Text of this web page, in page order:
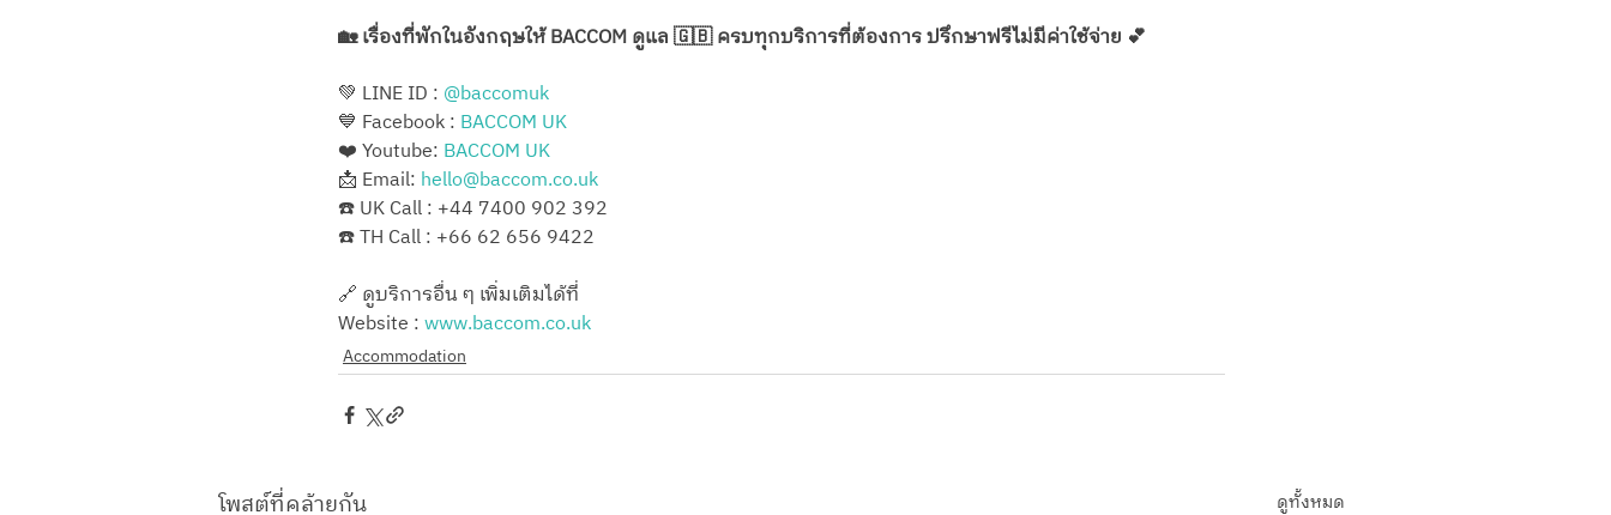
🏡 เรื่องที่พักในอังกฤษให้ BACCOM ดูแล 🇬🇧 ครบทุกบริการที่ต้องการ ปรึกษาฟรีไม่มีค่าใช้จ่าย 💕
💚 LINE ID :
@‌baccomuk
💙 Facebook : BACCOM UK
❤️ Youtube: BACCOM UK
📩 Email: hello@baccom.co.uk
☎️ UK Call : +44 7400 902 392
☎️ TH Call : +66 62 656 9422
🔗 ดูบริการอื่น ๆ เพิ่มเติมได้ที่
Website : www.baccom.co.uk
Accommodation
โพสต์ที่คล้ายกัน ดูทั้งหมด